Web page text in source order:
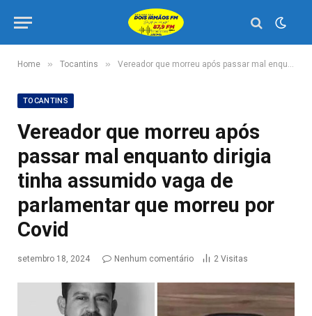
Home » Tocantins » Vereador que morreu após passar mal enquanto dirigia tinha assumido vaga de parlamentar que morreu por Covid
TOCANTINS
Vereador que morreu após
passar mal enquanto dirigia
tinha assumido vaga de
parlamentar que morreu por
Covid
setembro 18, 2024 Nenhum comentário 2 Visitas